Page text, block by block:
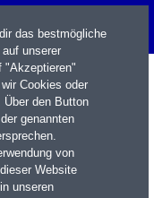
das bestmögliche
unserer
"Akzeptieren"
Cookies oder
Über den Button
genannten
von
Website
unseren